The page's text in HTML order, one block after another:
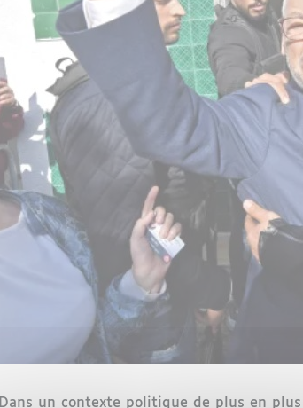
Dans un contexte politique de plus en